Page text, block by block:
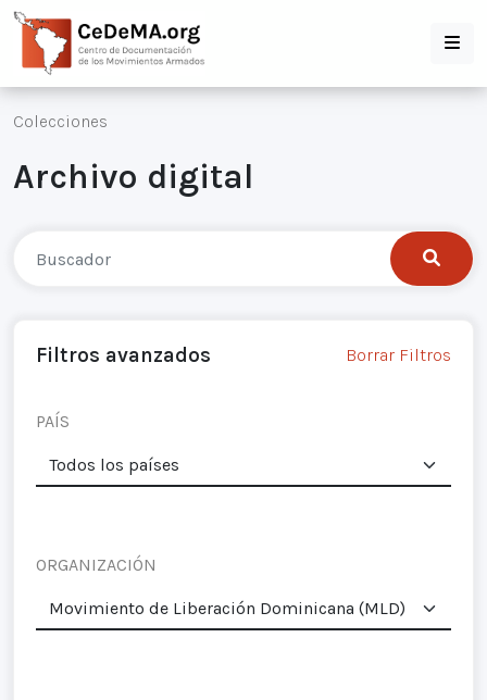
Colecciones
Archivo digital
Filtros avanzados Borrar Filtros
PAÍS
ORGANIZACIÓN